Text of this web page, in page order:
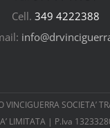
Cell. 349 4222388
SOCIETA’
LIMITATA | P.Iva